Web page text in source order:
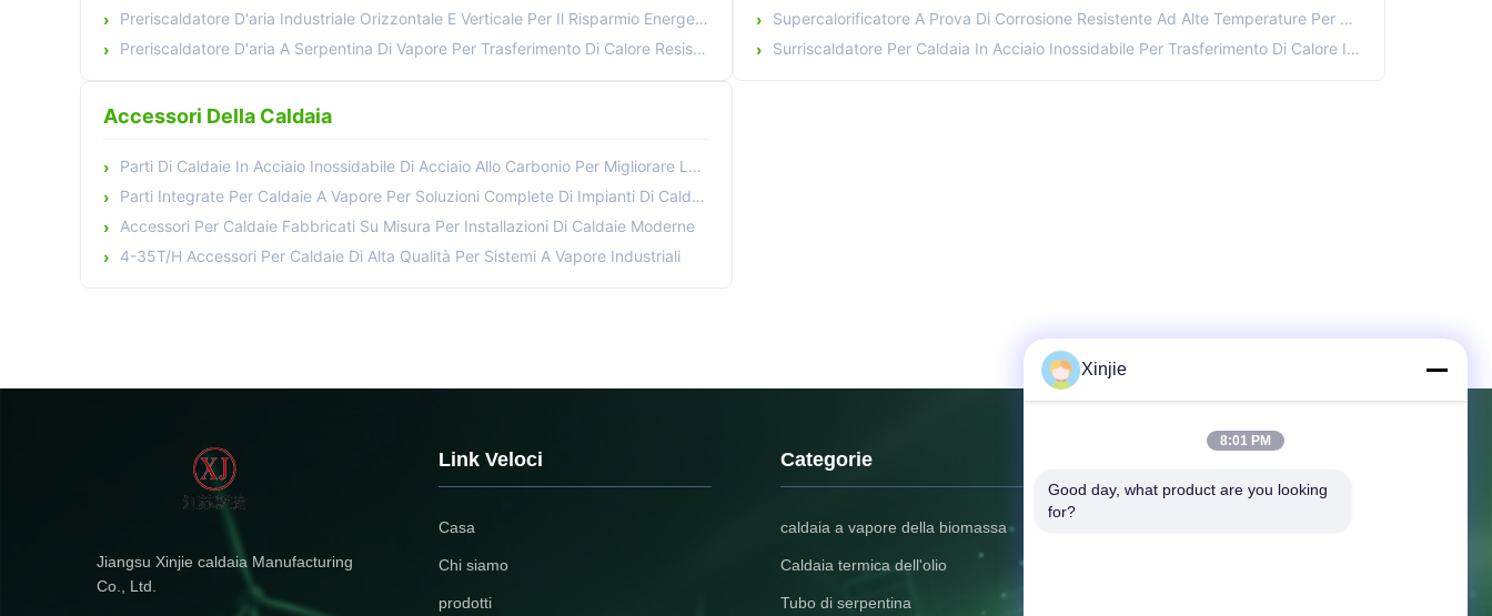
Preriscaldatore D'aria Industriale Orizzontale E Verticale Per Il Risparmio Energetico Nel Riscaldamento Industriale
Preriscaldatore D'aria A Serpentina Di Vapore Per Trasferimento Di Calore Resistente Alla Corrosione Per Sistemi Di Caldaie
Supercalorificatore A Prova Di Corrosione Resistente Ad Alte Temperature Per Caldaie Di Centrali Elettriche
Surriscaldatore Per Caldaia In Acciaio Inossidabile Per Trasferimento Di Calore Industriale Cc
Accessori Della Caldaia
Parti Di Caldaie In Acciaio Inossidabile Di Acciaio Allo Carbonio Per Migliorare Le Prestazioni Delle Caldaie A Vapore
Parti Integrate Per Caldaie A Vapore Per Soluzioni Complete Di Impianti Di Caldaie
Accessori Per Caldaie Fabbricati Su Misura Per Installazioni Di Caldaie Moderne
4-35T/H Accessori Per Caldaie Di Alta Qualità Per Sistemi A Vapore Industriali
Jiangsu Xinjie caldaia Manufacturing
Co., Ltd.
Link Veloci
Casa
Chi siamo
prodotti
Categorie
caldaia a vapore della biomassa
Caldaia termica dell'olio
Tubo di serpentina
Xinjie
8:01 PM
Good day, what product are you looking
for?